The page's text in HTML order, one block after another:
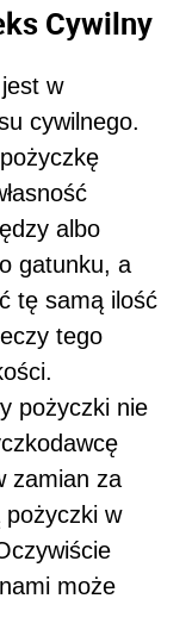
Cywilny
w
cywilnego.
albo
gatunku, a
tę samą ilość
tego
pożyczki nie
zamian za
w
może